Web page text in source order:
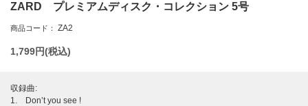
ZARD プレミアムディスク・コレクション 5号
商品コード： ZA2
1,799円(税込)
収録曲:
1. Don’t you see !